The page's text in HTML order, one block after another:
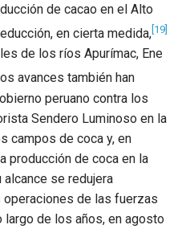
de cacao en el Alto
en cierta medida, [19]
de los ríos Apurímac, Ene
avances también han
peruano contra los
Sendero Luminoso en la
campos de coca y, en
producción de coca en la
se redujera
operaciones de las fuerzas
largo de los años, en agosto